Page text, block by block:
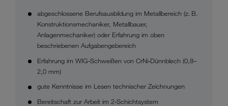
abgeschlossene Berufsausbildung im Metallbereich (z. B.
Konstruktionsmechaniker, Metallbauer,
Anlagenmechaniker) oder Erfahrung im oben
beschriebenen Aufgabengebereich
Erfahrung im WIG‑Schweißen von CrNi‑Dünnblech (0,8–
2,0 mm)
gute Kenntnisse im Lesen technischer Zeichnungen
Bereitschaft zur Arbeit im 2‑Schichtsystem